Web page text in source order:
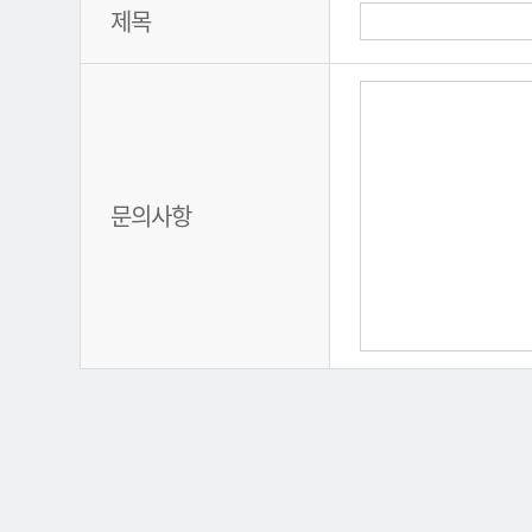
제목
문의사항